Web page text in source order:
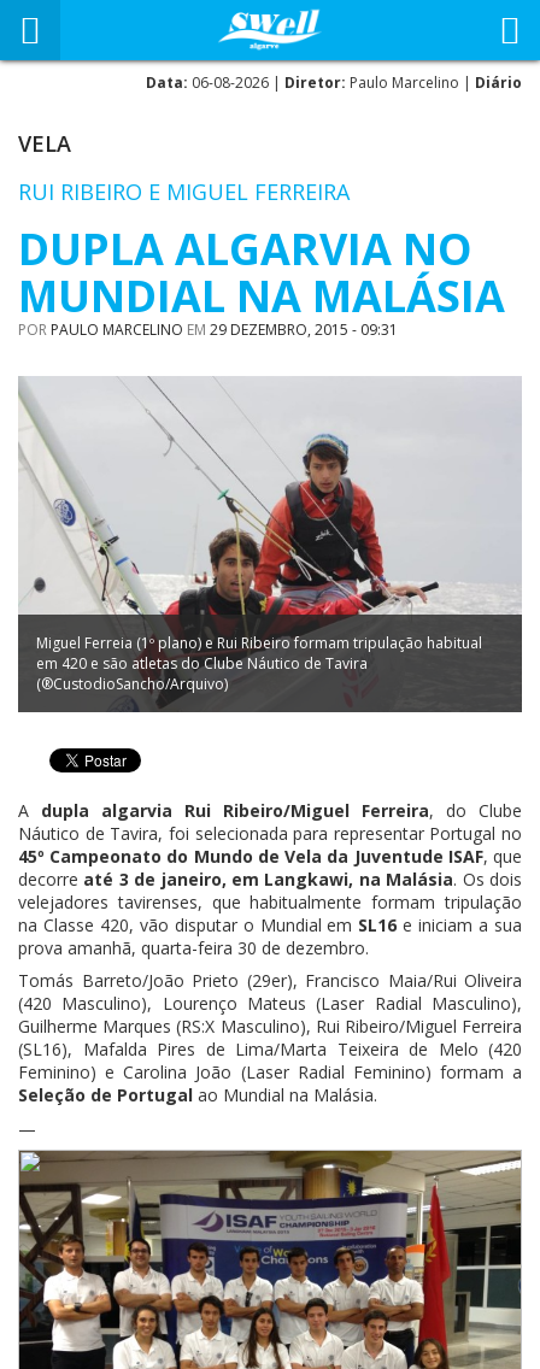
Data: 06-08-2026 | Diretor: Paulo Marcelino | Diário
VELA
RUI RIBEIRO E MIGUEL FERREIRA
DUPLA ALGARVIA NO
MUNDIAL NA MALÁSIA
POR PAULO MARCELINO EM 29 DEZEMBRO, 2015 - 09:31
Miguel Ferreia (1º plano) e Rui Ribeiro formam tripulação habitual
em 420 e são atletas do Clube Náutico de Tavira
(®CustodioSancho/Arquivo)
A dupla algarvia Rui Ribeiro/Miguel Ferreira, do Clube
Náutico de Tavira, foi selecionada para representar Portugal no
45º Campeonato do Mundo de Vela da Juventude ISAF, que
decorre até 3 de janeiro, em Langkawi, na Malásia. Os dois
velejadores tavirenses, que habitualmente formam tripulação
na Classe 420, vão disputar o Mundial em SL16 e iniciam a sua
prova amanhã, quarta-feira 30 de dezembro.
Tomás Barreto/João Prieto (29er), Francisco Maia/Rui Oliveira
(420 Masculino), Lourenço Mateus (Laser Radial Masculino),
Guilherme Marques (RS:X Masculino), Rui Ribeiro/Miguel Ferreira
(SL16), Mafalda Pires de Lima/Marta Teixeira de Melo (420
Feminino) e Carolina João (Laser Radial Feminino) formam a
Seleção de Portugal ao Mundial na Malásia.
—